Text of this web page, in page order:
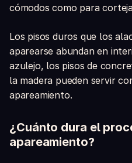
cómodos como para
Los pisos duros que los
aparearse abundan en
azulejo, los pisos de
la madera pueden servir
apareamiento.
¿Cuánto dura el
apareamiento?